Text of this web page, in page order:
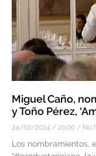
Miguel Caño,
y Toño Pérez,
24/02/2024 20:00 No
Los nombramientos,